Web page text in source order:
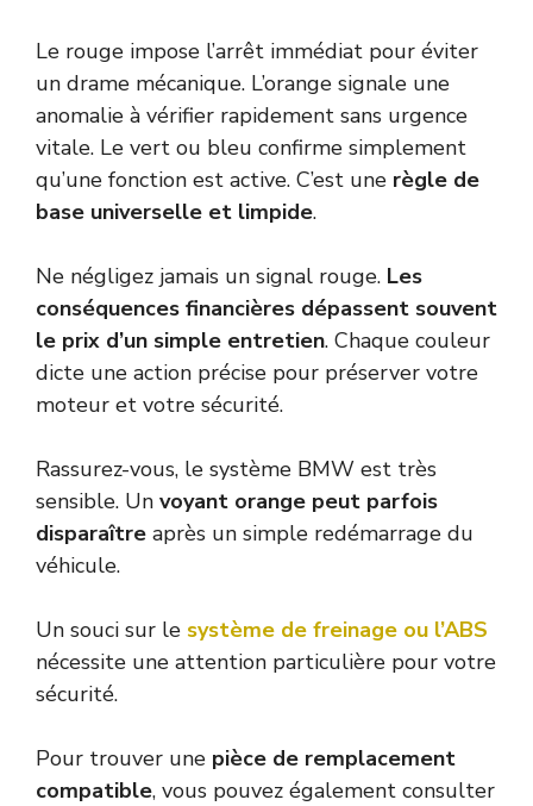
Le rouge impose l’arrêt immédiat pour éviter
un drame mécanique. L’orange signale une
anomalie à vérifier rapidement sans urgence
vitale. Le vert ou bleu confirme simplement
qu’une fonction est active. C’est une règle de
base universelle et limpide.
Ne négligez jamais un signal rouge. Les
conséquences financières dépassent souvent
le prix d’un simple entretien. Chaque couleur
dicte une action précise pour préserver votre
moteur et votre sécurité.
Rassurez-vous, le système BMW est très
sensible. Un voyant orange peut parfois
disparaître après un simple redémarrage du
véhicule.
Un souci sur le système de freinage ou l’ABS
nécessite une attention particulière pour votre
sécurité.
Pour trouver une pièce de remplacement
compatible, vous pouvez également consulter